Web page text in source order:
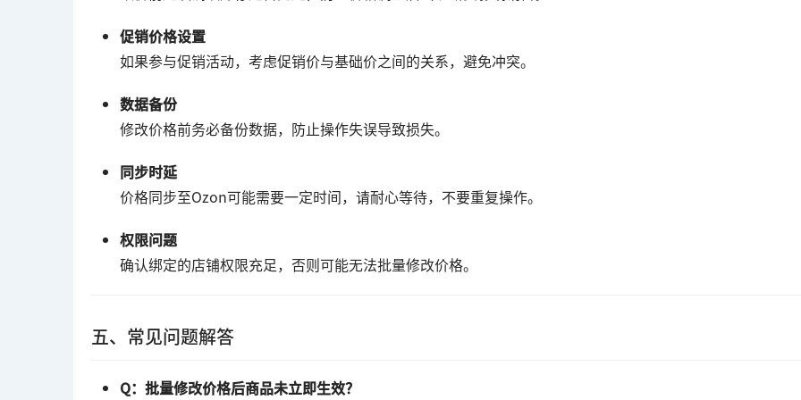
促销价格设置
如果参与促销活动，考虑促销价与基础价之间的关系，避免冲突。
数据备份
修改价格前务必备份数据，防止操作失误导致损失。
同步时延
价格同步至Ozon可能需要一定时间，请耐心等待，不要重复操作。
权限问题
确认绑定的店铺权限充足，否则可能无法批量修改价格。
五、常见问题解答
Q：批量修改价格后商品未立即生效？